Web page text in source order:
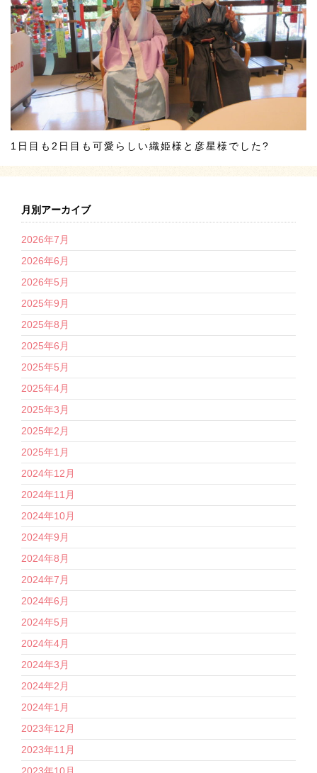
1日目も2日目も可愛らしい織姫様と彦星様でした?
月別アーカイブ
2026年7月
2026年6月
2026年5月
2025年9月
2025年8月
2025年6月
2025年5月
2025年4月
2025年3月
2025年2月
2025年1月
2024年12月
2024年11月
2024年10月
2024年9月
2024年8月
2024年7月
2024年6月
2024年5月
2024年4月
2024年3月
2024年2月
2024年1月
2023年12月
2023年11月
2023年10月